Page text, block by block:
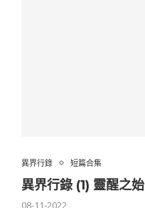
異界行錄 短篇合集
異界行錄 (1) 靈醒之始
08-11-2022